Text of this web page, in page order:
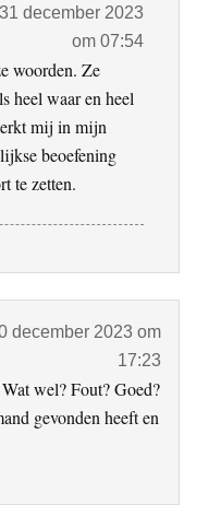
31 december 2023
om 07:54
woorden. Ze
heel waar en heel
mij in mijn
beoefening
te zetten.
december 2023 om
17:23
wel? Fout? Goed?
gevonden heeft en